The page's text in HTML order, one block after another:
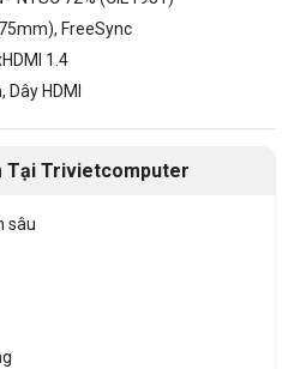
FreeSync
1.4
HDMI
Tại Trivietcomputer
sâu